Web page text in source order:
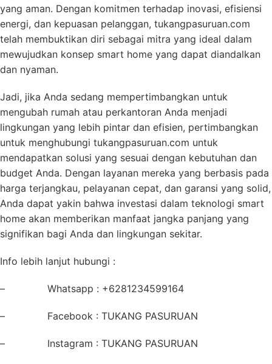
yang aman. Dengan komitmen terhadap inovasi, efisiensi
energi, dan kepuasan pelanggan, tukangpasuruan.com
telah membuktikan diri sebagai mitra yang ideal dalam
mewujudkan konsep smart home yang dapat diandalkan
dan nyaman.
Jadi, jika Anda sedang mempertimbangkan untuk
mengubah rumah atau perkantoran Anda menjadi
lingkungan yang lebih pintar dan efisien, pertimbangkan
untuk menghubungi tukangpasuruan.com untuk
mendapatkan solusi yang sesuai dengan kebutuhan dan
budget Anda. Dengan layanan mereka yang berbasis pada
harga terjangkau, pelayanan cepat, dan garansi yang solid,
Anda dapat yakin bahwa investasi dalam teknologi smart
home akan memberikan manfaat jangka panjang yang
signifikan bagi Anda dan lingkungan sekitar.
Info lebih lanjut hubungi :
– Whatsapp : +6281234599164
– Facebook : TUKANG PASURUAN
– Instagram : TUKANG PASURUAN